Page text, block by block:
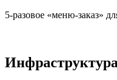
5-разовое «меню-заказ»